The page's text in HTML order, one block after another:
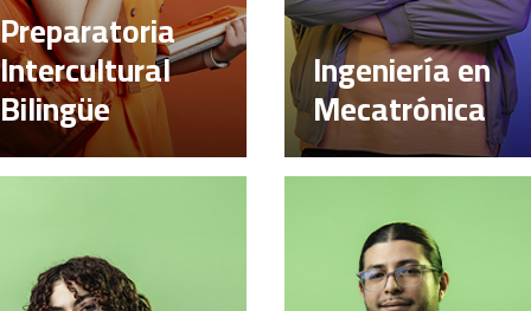
Preparatoria
Intercultural
Bilingüe
Ingeniería en
Mecatrónica